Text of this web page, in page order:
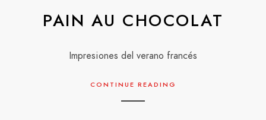
PAIN AU CHOCOLAT
Impresiones del verano francés
CONTINUE READING